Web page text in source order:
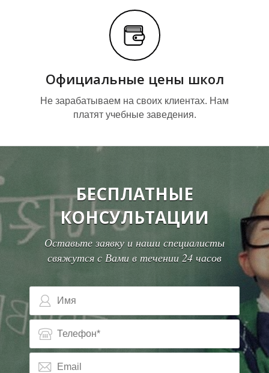
М
М
Официальные цены школ
Не зарабатываем на своих клиентах. Нам
платят учебные заведения.
БЕСПЛАТНЫЕ
КОНСУЛЬТАЦИИ
Оставьте заявку и наши специалисты
свяжутся с Вами в течении 24 часов